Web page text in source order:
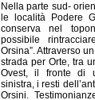
Nella parte sud-
le località Podere
conserva nel
possibile
Orsina”. Attraverso
strada per Orte, tra
Ovest, il fronte di
sinistra, i resti
Orsini.